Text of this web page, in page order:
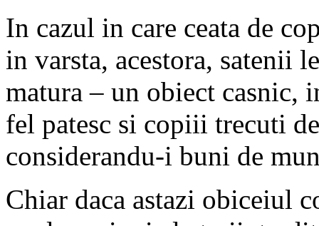
In cazul in care ceata de
in varsta, acestora, satenii
matura – un obiect casnic,
fel patesc si copiii trecuti
considerandu-i buni de
Chiar daca astazi obiceiul